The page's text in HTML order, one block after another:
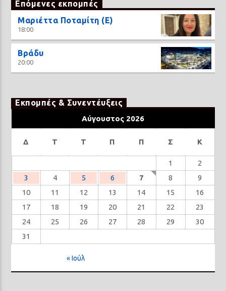
Επόμενες εκπομπές
Μαριέττα Ποταμίτη (Ε)
18:00
Βράδυ
20:00
Εκπομπές & Συνεντέυξεις
Αύγουστος 2026
Δ Τ Τ Π Π Σ Κ
1
2
3
4 5 6 7 8
9
10
11 12 13 14 15
16
17
18 19 20 21 22
23
24
25 26 27 28 29
30
31
« Ιούλ